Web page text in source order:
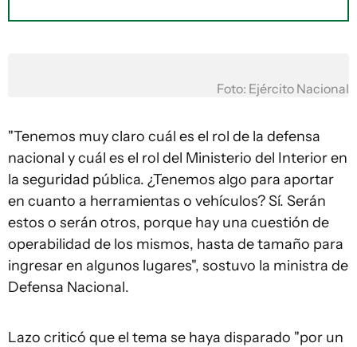
Foto: Ejército Nacional
"Tenemos muy claro cuál es el rol de la defensa
nacional y cuál es el rol del Ministerio del Interior en
la seguridad pública. ¿Tenemos algo para aportar
en cuanto a herramientas o vehículos? Sí. Serán
estos o serán otros, porque hay una cuestión de
operabilidad de los mismos, hasta de tamaño para
ingresar en algunos lugares", sostuvo la ministra de
Defensa Nacional.
Lazo criticó que el tema se haya disparado "por un